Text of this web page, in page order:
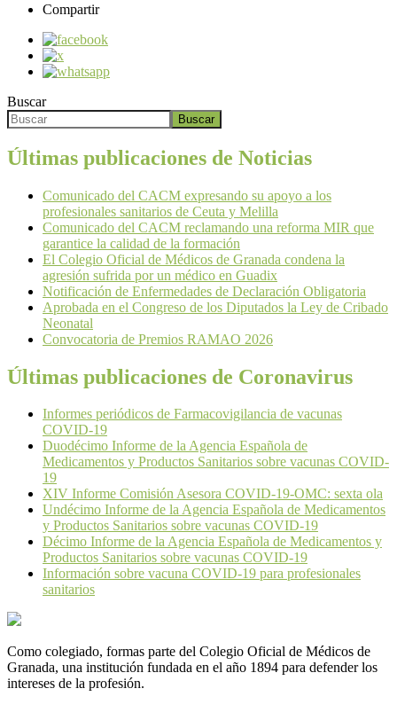
Compartir
Buscar
Buscar
Últimas publicaciones de Noticias
Comunicado del CACM expresando su apoyo a los
profesionales sanitarios de Ceuta y Melilla
Comunicado del CACM reclamando una reforma MIR que
garantice la calidad de la formación
El Colegio Oficial de Médicos de Granada condena la
agresión sufrida por un médico en Guadix
Notificación de Enfermedades de Declaración Obligatoria
Aprobada en el Congreso de los Diputados la Ley de Cribado
Neonatal
Convocatoria de Premios RAMAO 2026
Últimas publicaciones de Coronavirus
Informes periódicos de Farmacovigilancia de vacunas
COVID-19
Duodécimo Informe de la Agencia Española de
Medicamentos y Productos Sanitarios sobre vacunas COVID-
19
XIV Informe Comisión Asesora COVID-19-OMC: sexta ola
Undécimo Informe de la Agencia Española de Medicamentos
y Productos Sanitarios sobre vacunas COVID-19
Décimo Informe de la Agencia Española de Medicamentos y
Productos Sanitarios sobre vacunas COVID-19
Información sobre vacuna COVID-19 para profesionales
sanitarios
Como colegiado, formas parte del Colegio Oficial de Médicos de
Granada, una institución fundada en el año 1894 para defender los
intereses de la profesión.